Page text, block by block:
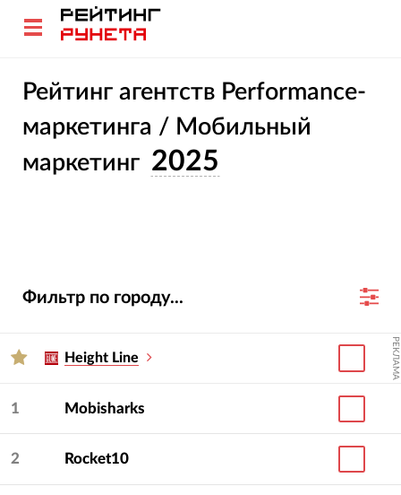
Рейтинг агентств Performance-
маркетинга / Мобильный
маркетинг 2025
Фильтр по городу...
Height Line РЕКЛАМА
1 Mobisharks
2 Rocket10